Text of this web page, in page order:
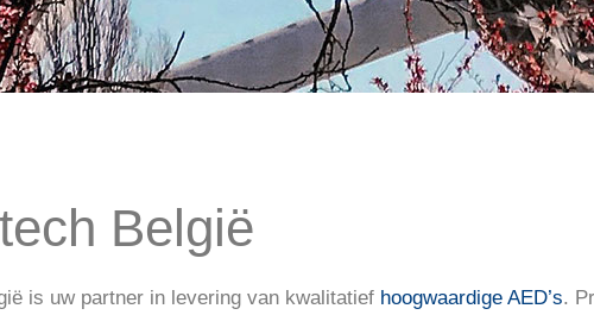
toegankelijk
iedereen
België
is uw partner in levering van kwalitatief hoogwaardige AED’s.